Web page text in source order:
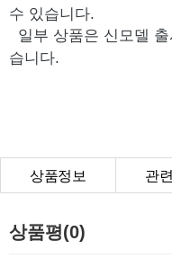
수 있습니다.
일부 상품은 신모델
습니다.
상품정보 관
상품평(0)